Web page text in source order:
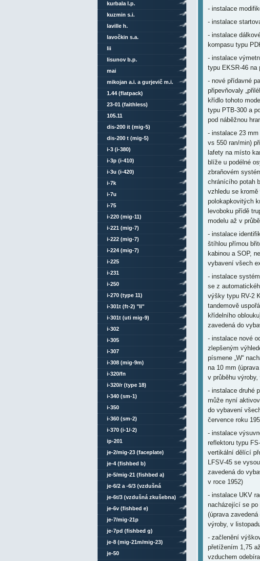
- instalace
- instalace
- instalace
kompasu typu
- instalace
typu EKSR-46 na
- nové přídavné
připevňovaly
křídlo tohoto
typu PTB-300 a
pod náběžnou
- instalace 23
vs 550 ran/min)
lafety na místo
blíže u podélné
zbraňovém
chránícího potah
vzhledu se
polokapkovitých
levoboku přídě
modelu až v
- instalace
štíhlou přímou
kabinou a SOP,
vybavení všech
- instalace
se z
výšky typu RV-2
tandemově
křídelního
zavedená do
- instalace nové
zlepšeným
písmene „W“
na 10 mm
v průběhu výroby,
- instalace druhé
může nyní
do vybavení
července roku
- instalace
reflektoru typu
vertikální dělící
LFSV-45 se
zavedená do
v roce 1952)
- instalace UKV
nacházející se po
(úprava
výroby, v
- začlenění
přetížením 1,75
vzduchem
kurbala l.p.
kuzmin s.i.
laville h.
lavočkin s.a.
lii
lisunov b.p.
mai
mikojan a.i. a gurjevič m.i.
1.44 (flatpack)
23-01 (faithless)
105.11
dis-200 it (mig-5)
dis-200 t (mig-5)
i-3 (i-380)
i-3p (i-410)
i-3u (i-420)
i-7k
i-7u
i-75
i-220 (mig-11)
i-221 (mig-7)
i-222 (mig-7)
i-224 (mig-7)
i-225
i-231
i-250
i-270 (type 11)
i-301t (ft-2) "ll"
i-301t (uti mig-9)
i-302
i-305
i-307
i-308 (mig-9m)
i-320/fn
i-320/r (type 18)
i-340 (sm-1)
i-350
i-360 (sm-2)
i-370 (i-1/-2)
ip-201
je-2/mig-23 (faceplate)
je-4 (fishbed b)
je-5/mig-21 (fishbed a)
je-6/2 a -6/3 (vzdušná
zkušebna)
je-6t/3 (vzdušná zkušebna)
je-6v (fishbed e)
je-7/mig-21p
je-7pd (fishbed g)
je-8 (mig-21m/mig-23)
je-50